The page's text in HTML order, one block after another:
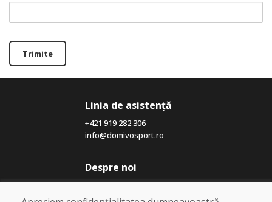
Trimite
Linia de asistență
+421 919 282 306
info@domivosport.ro
Despre noi
Blog
Despre noi